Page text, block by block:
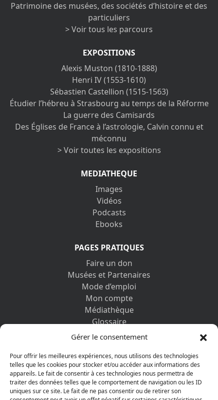
Gérer le consentement
Pour offrir les meilleures expériences, nous utilisons des technologies
telles que les cookies pour stocker et/ou accéder aux informations des
appareils. Le fait de consentir à ces technologies nous permettra de
traiter des données telles que le comportement de navigation ou les ID
uniques sur ce site. Le fait de ne pas consentir ou de retirer son
Patrimoine des musées, des sociétés d’histoire et des
particuliers
> Voir tous les parcours
EXPOSITIONS
Alexis Muston (1810-1888)
Henri IV (1553-1610)
Sébastien Castellion (1515-1563)
Étudier l’hébreu à Strasbourg au temps de la Réforme
La guerre des Camisards
Des Églises de France à l’astrologie, Calvin connu et
méconnu
> Voir toutes les expositions
MEDIATHEQUE
Images
Vidéos
Podcasts
Ebooks
PAGES PRATIQUES
Faire un don
Musées et Partenaires
Mode d’emploi
Mon compte
Médiathèque
Glossaire
Contactez-nous
Vos informations personnelles et cookies
DÉCOUVRIR AUSSI